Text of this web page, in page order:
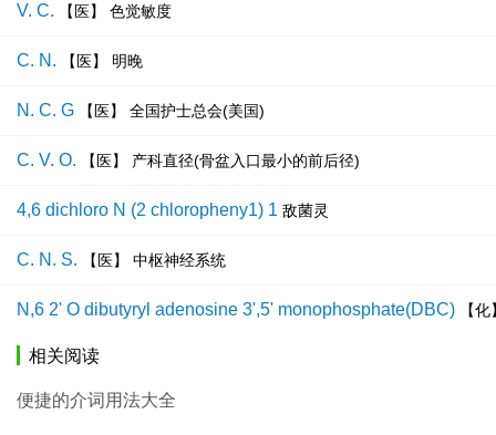
V. C. 【医】 色觉敏度
C. N. 【医】 明晚
N. C. G 【医】 全国护士总会(美国)
C. V. O. 【医】 产科直径(骨盆入口最小的前后径)
4,6 dichloro N (2 chloropheny1) 1 敌菌灵
C. N. S. 【医】 中枢神经系统
N,6 2' O dibutyryl adenosine 3',5' monophosphate(DBC) 【
相关阅读
便捷的介词用法大全